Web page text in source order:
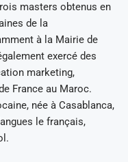
masters obtenus en
de la
à la Mairie de
exercé des
marketing,
France au Maroc.
née à Casablanca,
le français,